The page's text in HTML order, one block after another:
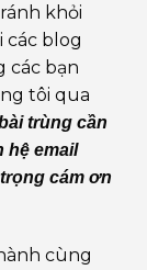
khỏi
các blog
các bạn
tôi qua
trùng cần
hệ email
cám ơn
cùng